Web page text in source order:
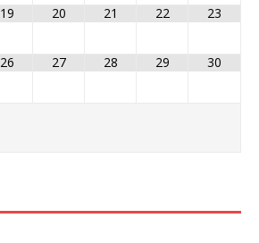
19 20 21 22 23
26 27 28 29 30